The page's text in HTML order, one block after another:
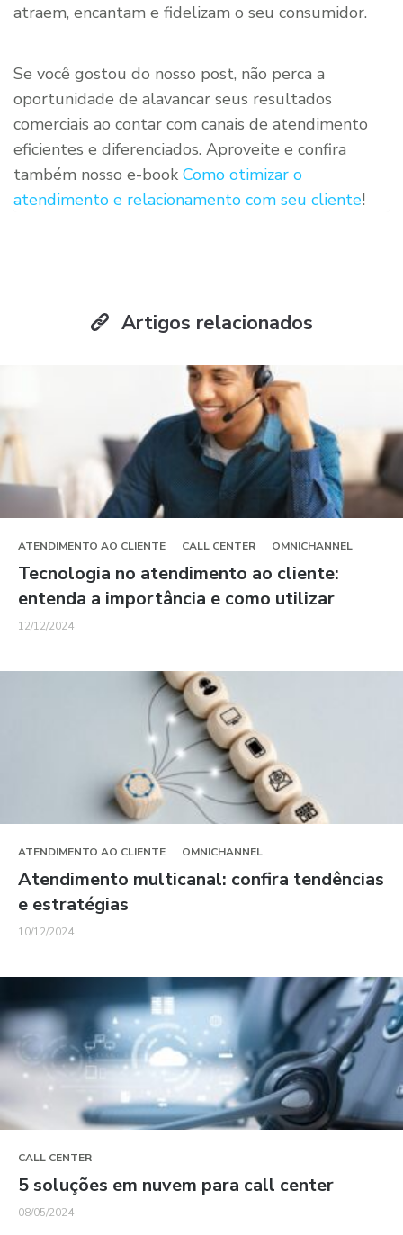
atraem, encantam e fidelizam o seu consumidor.
Se você gostou do nosso post, não perca a
oportunidade de alavancar seus resultados
comerciais ao contar com canais de atendimento
eficientes e diferenciados. Aproveite e confira
também nosso e-book Como otimizar o
atendimento e relacionamento com seu cliente!
Artigos relacionados
ATENDIMENTO AO CLIENTE CALL CENTER OMNICHANNEL
Tecnologia no atendimento ao cliente:
entenda a importância e como utilizar
12/12/2024
ATENDIMENTO AO CLIENTE OMNICHANNEL
Atendimento multicanal: confira tendências
e estratégias
10/12/2024
CALL CENTER
5 soluções em nuvem para call center
08/05/2024